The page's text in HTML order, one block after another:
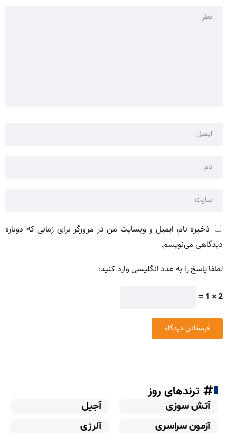
ذخیره نام، ایمیل و وبسایت من در مرورگر برای زمانی که دوباره
دیدگاهی می‌نویسم.
لطفا پاسخ را به عدد انگلیسی وارد کنید:
2 × 1 =
ترندهای روز
آتش سوزی
آجیل
آزمون سراسری
آلرژی